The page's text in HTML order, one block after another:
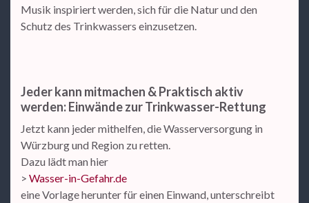
Musik inspiriert werden, sich für die Natur und den
Schutz des Trinkwassers einzusetzen.
Jeder kann mitmachen & Praktisch aktiv
werden: Einwände zur Trinkwasser-Rettung
Jetzt kann jeder mithelfen, die Wasserversorgung in
Würzburg und Region zu retten.
Dazu lädt man hier
> Wasser-in-Gefahr.de
eine Vorlage herunter für einen Einwand, unterschreibt